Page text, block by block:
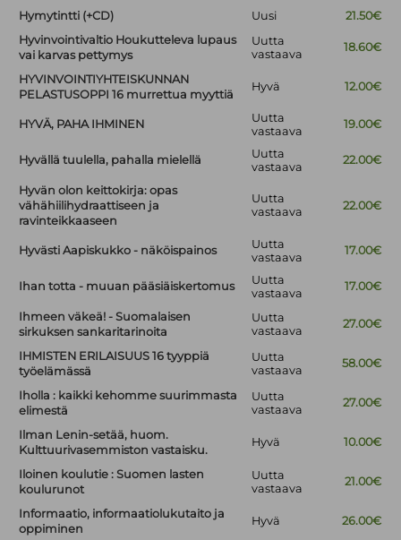
Hymytintti (+CD) Uusi
21.50€
Hyvinvointivaltio Houkutteleva lupaus
vai karvas pettymys
Uutta
vastaava
18.60€
HYVINVOINTIYHTEISKUNNAN
PELASTUSOPPI 16 murrettua myyttiä
Hyvä 12.00€
HYVÄ, PAHA IHMINEN
Uutta
vastaava
19.00€
Hyvällä tuulella, pahalla mielellä
Uutta
vastaava
22.00€
Hyvän olon keittokirja: opas
vähähiilihydraattiseen ja
ravinteikkaaseen
Uutta
vastaava
22.00€
Hyvästi Aapiskukko - näköispainos
Uutta
vastaava
17.00€
Ihan totta - muuan pääsiäiskertomus
Uutta
vastaava
17.00€
Ihmeen väkeä! - Suomalaisen
sirkuksen sankaritarinoita
Uutta
vastaava
27.00€
IHMISTEN ERILAISUUS 16 tyyppiä
työelämässä
Uutta
vastaava
58.00€
Iholla : kaikki kehomme suurimmasta
elimestä
Uutta
vastaava
27.00€
Ilman Lenin-setää, huom.
Kulttuurivasemmiston vastaisku.
Hyvä 10.00€
Iloinen koulutie : Suomen lasten
koulurunot
Uutta
vastaava
21.00€
Informaatio, informaatiolukutaito ja
oppiminen
Hyvä 26.00€